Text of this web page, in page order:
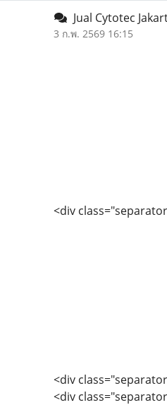
Jual Cytotec
3 ก.พ. 2569 16:15
<div
<div
<div